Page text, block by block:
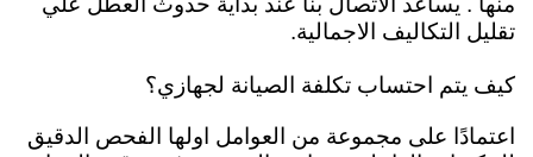
تقليل التكاليف الاجمالية.
كيف يتم احتساب تكلفة الصيانة لجهازي؟
اعتمادًا على مجموعة من العوامل اولها الفحص الدقيق